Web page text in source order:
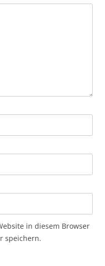
in diesem Browser
speichern.